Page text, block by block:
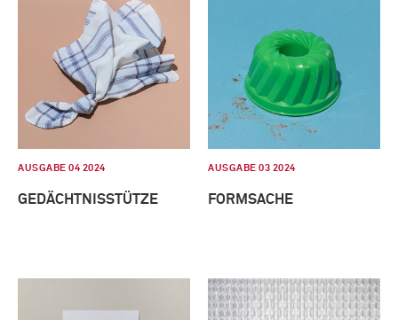
AUSGABE 04 2024
GEDÄCHTNISSTÜTZE
AUSGABE 03 2024
FORMSACHE